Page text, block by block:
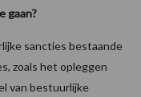
gaan?
sancties bestaande
zoals het opleggen
van bestuurlijke